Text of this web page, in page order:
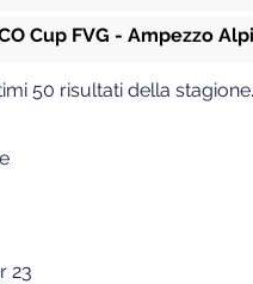
Cup FVG - Ampezzo
50 risultati della stagione.
23